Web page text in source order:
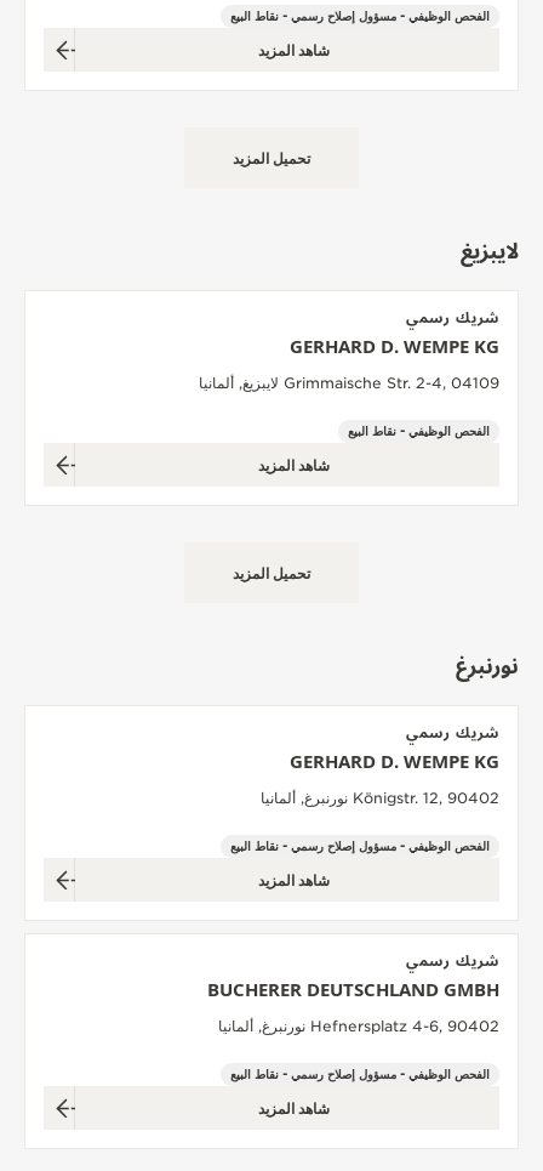
الفحص الوظيفي - مسؤول إصلاح رسمي - نقاط البيع
شاهد المزيد
تحميل المزيد
لايبزيغ
شريك رسمي
GERHARD D. WEMPE KG
Grimmaische Str. 2-4, 04109 لايبزيغ, ألمانيا
الفحص الوظيفي - نقاط البيع
شاهد المزيد
تحميل المزيد
نورنبرغ
شريك رسمي
GERHARD D. WEMPE KG
Königstr. 12, 90402 نورنبرغ, ألمانيا
الفحص الوظيفي - مسؤول إصلاح رسمي - نقاط البيع
شاهد المزيد
شريك رسمي
BUCHERER DEUTSCHLAND GMBH
Hefnersplatz 4-6, 90402 نورنبرغ, ألمانيا
الفحص الوظيفي - مسؤول إصلاح رسمي - نقاط البيع
شاهد المزيد